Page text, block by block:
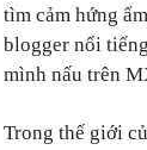
tìm cảm hứng
blogger nổi
mình nấu trên
Trong thế giới